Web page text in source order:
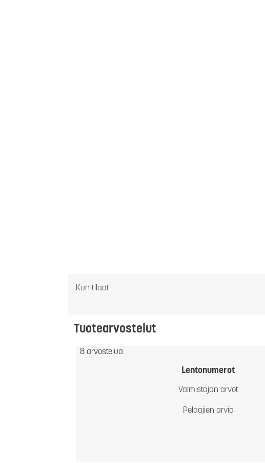
Kun tilaat
Tuotearvostelut
8 arvostelua
Lentonumerot
Valmistajan arvot
Pelaajien arvio